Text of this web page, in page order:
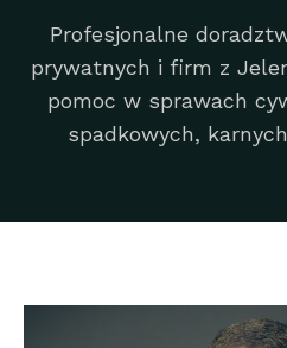
Profesjonalne
prywatnych i firm z
pomoc w sprawach
spadkowych,